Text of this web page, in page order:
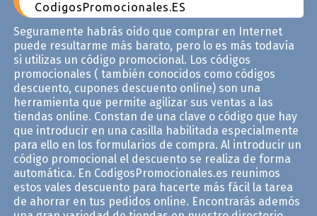
CodigosPromocionales.ES
Seguramente habrás oído que comprar en Internet
puede resultarme más barato, pero lo es más todavía
si utilizas un código promocional. Los códigos
promocionales ( también conocidos como códigos
descuento, cupones descuento online) son una
herramienta que permite agilizar sus ventas a las
tiendas online. Constan de una clave o código que hay
que introducir en una casilla habilitada especialmente
para ello en los formularios de compra. Al introducir un
código promocional el descuento se realiza de forma
automática. En CodigosPromocionales.es reunimos
estos vales descuento para hacerte más fácil la tarea
de ahorrar en tus pedidos online. Encontrarás ademós